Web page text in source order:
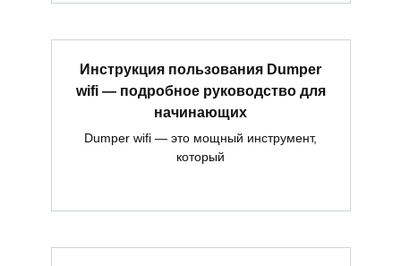
Инструкция пользования Dumper
wifi — подробное руководство для
начинающих
Dumper wifi — это мощный инструмент,
который